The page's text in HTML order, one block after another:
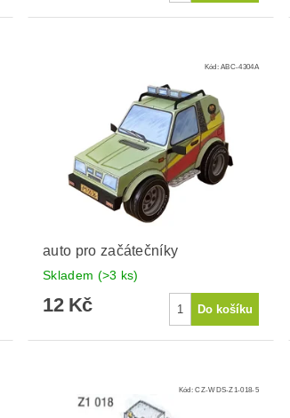
Kód:ABC-4304A
auto pro začátečníky
Skladem (>3 ks)
12 Kč
Kód:CZ-WDS-Z1-018-5